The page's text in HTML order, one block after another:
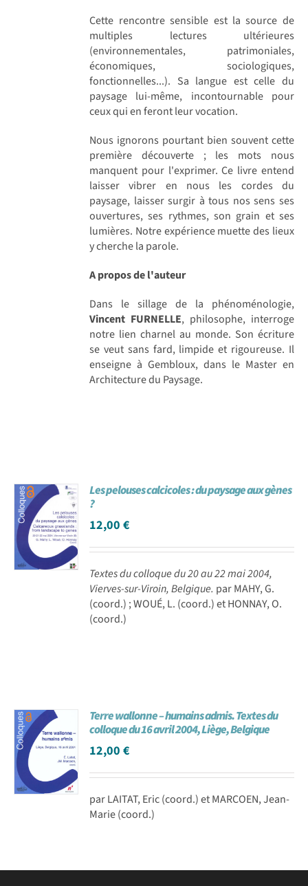
Cette rencontre sensible est la source de
multiples lectures ultérieures
(environnementales, patrimoniales,
économiques, sociologiques,
fonctionnelles...). Sa langue est celle du
paysage lui-même, incontournable pour
ceux qui en feront leur vocation.
Nous ignorons pourtant bien souvent cette
première découverte ; les mots nous
manquent pour l'exprimer. Ce livre entend
laisser vibrer en nous les cordes du
paysage, laisser surgir à tous nos sens ses
ouvertures, ses rythmes, son grain et ses
lumières. Notre expérience muette des lieux
y cherche la parole.
A propos de l'auteur
Dans le sillage de la phénoménologie,
Vincent FURNELLE, philosophe, interroge
notre lien charnel au monde. Son écriture
se veut sans fard, limpide et rigoureuse. Il
enseigne à Gembloux, dans le Master en
Architecture du Paysage.
Les pelouses calcicoles : du paysage aux gènes
?
12,00€
Textes du colloque du 20 au 22 mai 2004,
Vierves-sur-Viroin, Belgique. par MAHY, G.
(coord.) ; WOUÉ, L. (coord.) et HONNAY, O.
(coord.)
Terre wallonne – humains admis. Textes du
colloque du 16 avril 2004, Liège, Belgique
12,00€
par LAITAT, Eric (coord.) et MARCOEN, Jean-
Marie (coord.)